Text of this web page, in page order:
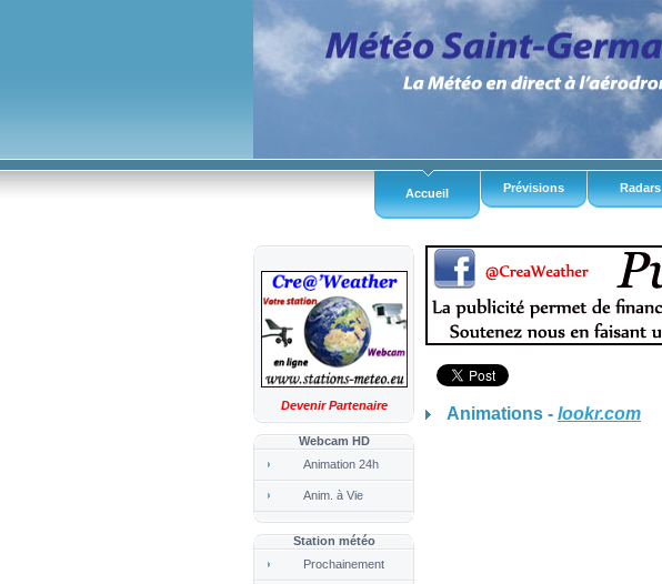
Accueil Prévisions Radars
Devenir Partenaire
Webcam HD
Animation 24h
Anim. à Vie
Station météo
Prochainement
Animations - lookr.com